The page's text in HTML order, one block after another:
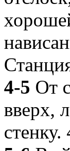
4-5 От
вверх,